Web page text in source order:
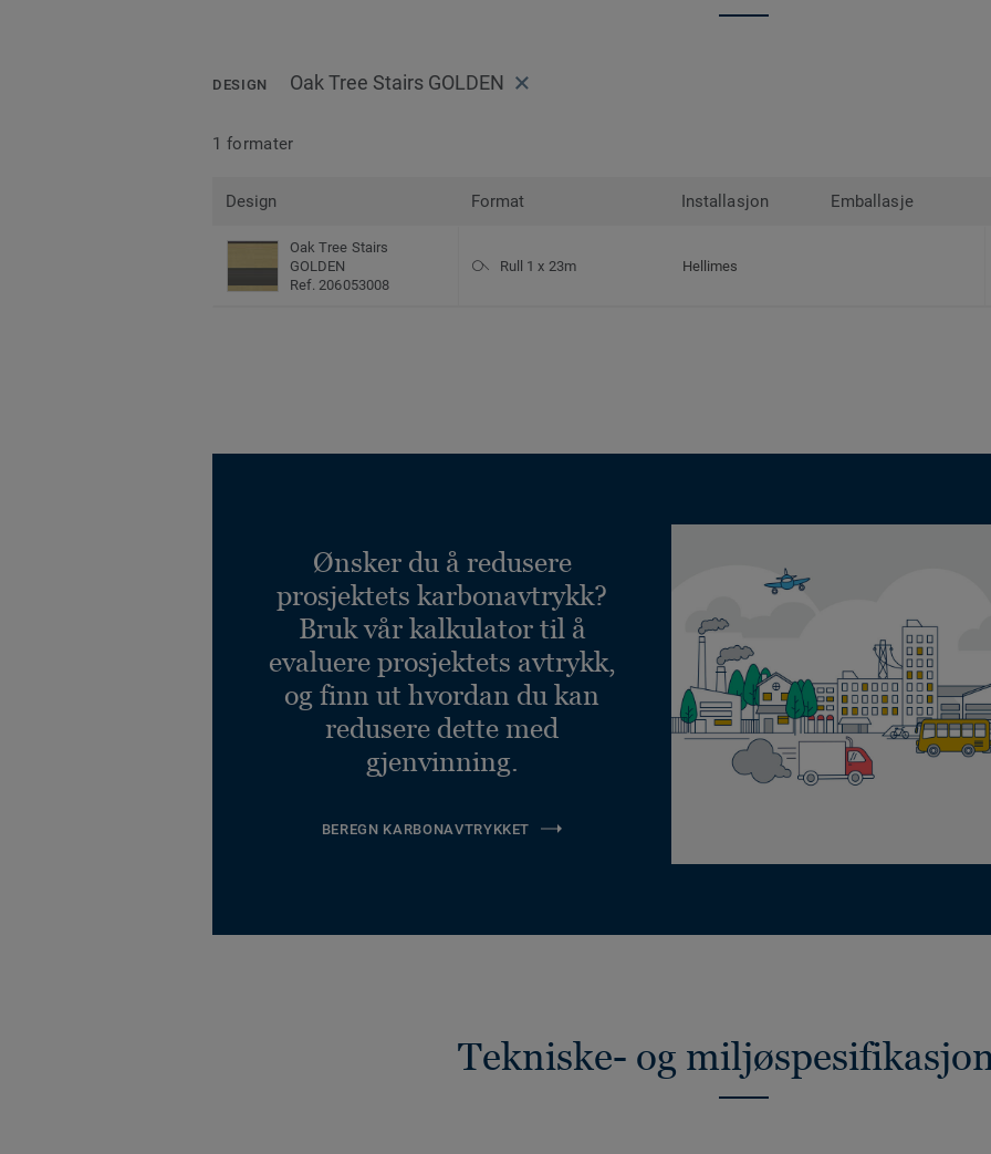
DESIGN Oak Tree Stairs GOLDEN
1 formater
Design Format Installasjon Emballasje
Oak Tree Stairs
GOLDEN
Ref. 206053008
Rull 1 x 23m Hellimes
Ønsker du å redusere
prosjektets karbonavtrykk?
Bruk vår kalkulator til å
evaluere prosjektets avtrykk,
og finn ut hvordan du kan
redusere dette med
gjenvinning.
BEREGN KARBONAVTRYKKET
Tekniske- og